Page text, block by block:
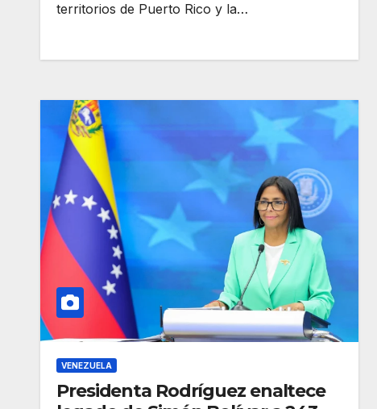
territorios de Puerto Rico y la…
VENEZUELA
Presidenta Rodríguez enaltece